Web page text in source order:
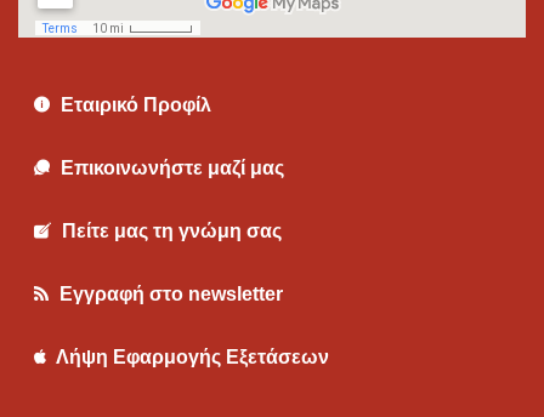
Εταιρικό Προφίλ
Επικοινωνήστε μαζί μας
Πείτε μας τη γνώμη σας
Εγγραφή στο newsletter
Λήψη Εφαρμογής Εξετάσεων